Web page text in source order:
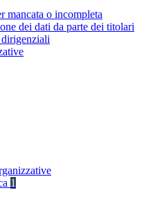
mancata o incompleta
dei dati da parte dei titolari
1